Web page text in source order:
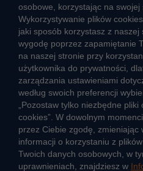
Aktualności
Informacja o jakości wody
Informacje o przerwach w dostawie
Pogotowie wodociągowe
Jak oszczędzać wodę
Czego nie wrzucać do kanalizacji
Jak unikać strat wody
Nawyki eko-mieszkańca
Dane kluczowe
osobowe, korzystając na swojej
Wykorzystywanie plików
jaki sposób korzystasz z
wygodę poprzez zapamiętanie
na naszej stronie przy
użytkownika do prywatności,
zarządzania ustawieniami
według swoich preferencji
„Pozostaw tylko niezbędne pliki
cookies”. W dowolnym
przez Ciebie zgodę, zmieniając
informacji o korzystaniu z
Twoich danych osobowych, w
uprawnieniach, znajdziesz w